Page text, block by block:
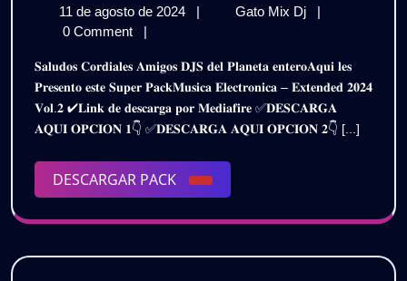
𝟮𝟬𝟮𝟰
–
𝗚𝗥𝗔𝗧𝗜𝗦
11 de agosto de 2024
11
de
2024
| Gato Mix Dj
𝗣𝗔𝗖𝗞
𝗘𝗫𝗧𝗘𝗡𝗗𝗘𝗗
𝟮𝟬𝟮𝟰
–
𝗩𝗢𝗟.𝟮
|
0 Comment
|
𝐒𝐚𝐥𝐮𝐝𝐨𝐬 𝐂𝐨𝐫𝐝𝐢𝐚𝐥𝐞𝐬 𝐀𝐦𝐢𝐠𝐨𝐬 𝐃𝐉𝐒 𝐝𝐞𝐥 𝐏𝐥𝐚𝐧𝐞𝐭𝐚 𝐞𝐧𝐭𝐞𝐫𝐨𝐀𝐪𝐮𝐢 𝐥𝐞𝐬
𝐏𝐫𝐞𝐬𝐞𝐧𝐭𝐨 𝐞𝐬𝐭𝐞 𝐒𝐮𝐩𝐞𝐫 𝐏𝐚𝐜𝐤𝐌𝐮𝐬𝐢𝐜𝐚 𝐄𝐥𝐞𝐜𝐭𝐫𝐨𝐧𝐢𝐜𝐚 – 𝐄𝐱𝐭𝐞𝐧𝐝𝐞𝐝 𝟐𝟎𝟐𝟒
𝐕𝐨𝐥.𝟐 ✔𝐋𝐢𝐧𝐤 𝐝𝐞 𝐝𝐞𝐬𝐜𝐚𝐫𝐠𝐚 𝐩𝐨𝐫 𝐌𝐞𝐝𝐢𝐚𝐟𝐢𝐫𝐞 ✅𝐃𝐄𝐒𝐂𝐀𝐑𝐆𝐀
𝐀𝐐𝐔𝐈 𝐎𝐏𝐂𝐈𝐎𝐍 𝟏👇 ✅𝐃𝐄𝐒𝐂𝐀𝐑𝐆𝐀 𝐀𝐐𝐔𝐈 𝐎𝐏𝐂𝐈𝐎𝐍 𝟐👇 [...]
DESCARGAR PACK
DESCARGAR
PACK